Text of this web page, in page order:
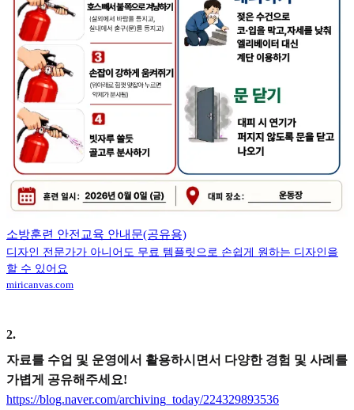
소방훈련 안전교육 안내문(공유용)
디자인 전문가가 아니어도 무료 템플릿으로 손쉽게 원하는 디자인을
할 수 있어요
miricanvas.com
2.
자료를 수업 및 운영에서 활용하시면서 다양한 경험 및 사례를
가볍게 공유해주세요!
https://blog.naver.com/archiving_today/224329893536